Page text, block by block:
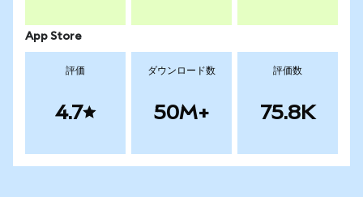
App Store
評価
4.7
ダウンロード数
50M+
評価数
75.8K